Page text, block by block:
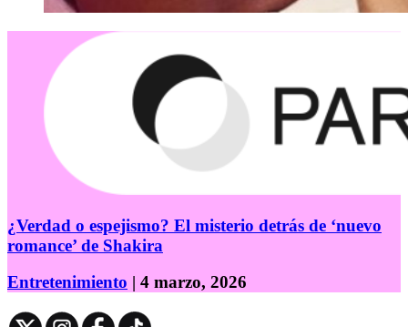
¿Verdad o espejismo? El misterio detrás de ‘nuevo
romance’ de Shakira
Entretenimiento | 4 marzo, 2026